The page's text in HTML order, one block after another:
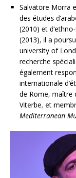
Salvatore Morra
des études
(2010) et
(2013), il a
university of
recherche
également
internationale
de Rome, maître
Viterbe, et
Mediterranean